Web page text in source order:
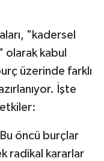
"kadersel
olarak kabul
üzerinde farklı
İşte
öncü burçlar
radikal kararlar